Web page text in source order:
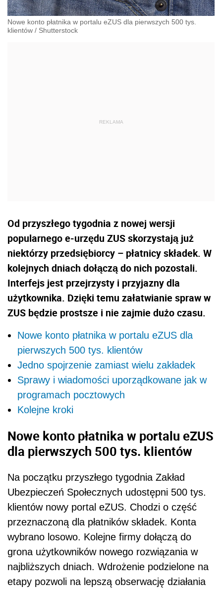
Nowe konto płatnika w portalu eZUS dla pierwszych 500 tys.
klientów / Shutterstock
Od przyszłego tygodnia z nowej wersji
popularnego e-urzędu ZUS skorzystają już
niektórzy przedsiębiorcy – płatnicy składek. W
kolejnych dniach dołączą do nich pozostali.
Interfejs jest przejrzysty i przyjazny dla
użytkownika. Dzięki temu załatwianie spraw w
ZUS będzie prostsze i nie zajmie dużo czasu.
Nowe konto płatnika w portalu eZUS dla
pierwszych 500 tys. klientów
Jedno spojrzenie zamiast wielu zakładek
Sprawy i wiadomości uporządkowane jak w
programach pocztowych
Kolejne kroki
Nowe konto płatnika w portalu eZUS
dla pierwszych 500 tys. klientów
Na początku przyszłego tygodnia Zakład
Ubezpieczeń Społecznych udostępni 500 tys.
klientów nowy portal eZUS. Chodzi o część
przeznaczoną dla płatników składek. Konta
wybrano losowo. Kolejne firmy dołączą do
grona użytkowników nowego rozwiązania w
najbliższych dniach. Wdrożenie podzielone na
etapy pozwoli na lepszą obserwację działania